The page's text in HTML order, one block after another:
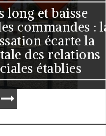
et baisse
: la
écarte la
des relations
établies